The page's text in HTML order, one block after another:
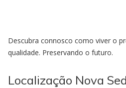
Descubra connosco como viver o
qualidade. Preservando o futuro.
Localização Nova